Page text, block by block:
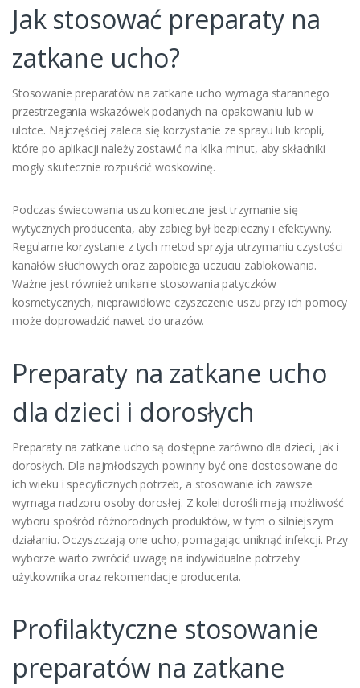
Jak stosować preparaty na
zatkane ucho?
Stosowanie preparatów na zatkane ucho wymaga starannego
przestrzegania wskazówek podanych na opakowaniu lub w
ulotce. Najczęściej zaleca się korzystanie ze sprayu lub kropli,
które po aplikacji należy zostawić na kilka minut, aby składniki
mogły skutecznie rozpuścić woskowinę.
Podczas świecowania uszu konieczne jest trzymanie się
wytycznych producenta, aby zabieg był bezpieczny i efektywny.
Regularne korzystanie z tych metod sprzyja utrzymaniu czystości
kanałów słuchowych oraz zapobiega uczuciu zablokowania.
Ważne jest również unikanie stosowania patyczków
kosmetycznych, nieprawidłowe czyszczenie uszu przy ich pomocy
może doprowadzić nawet do urazów.
Preparaty na zatkane ucho
dla dzieci i dorosłych
Preparaty na zatkane ucho są dostępne zarówno dla dzieci, jak i
dorosłych. Dla najmłodszych powinny być one dostosowane do
ich wieku i specyficznych potrzeb, a stosowanie ich zawsze
wymaga nadzoru osoby dorosłej. Z kolei dorośli mają możliwość
wyboru spośród różnorodnych produktów, w tym o silniejszym
działaniu. Oczyszczają one ucho, pomagając uniknąć infekcji. Przy
wyborze warto zwrócić uwagę na indywidualne potrzeby
użytkownika oraz rekomendacje producenta.
Profilaktyczne stosowanie
preparatów na zatkane